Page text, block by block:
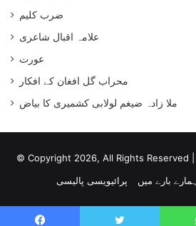
ضرب کلیم
علامہ اقبال شاعری
عورت
محراب گل افغان کے افکار
ملا زادہ ضیغم لولابی کشمیری کا بیاض
© Copyright 2026, All Rights Reserved |
پرائیویسی پالیسی
ہمارے بارے میں